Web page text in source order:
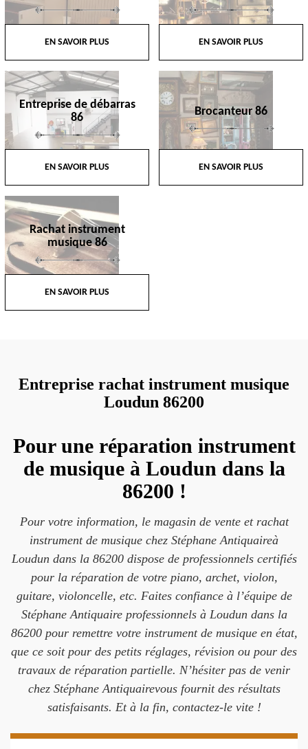
EN SAVOIR PLUS EN SAVOIR PLUS
Entreprise de débarras
86
EN SAVOIR PLUS
Brocanteur 86
EN SAVOIR PLUS
Rachat instrument
musique 86
EN SAVOIR PLUS
Entreprise rachat instrument musique
Loudun 86200
Pour une réparation instrument
de musique à Loudun dans la
86200 !
Pour votre information, le magasin de vente et rachat
instrument de musique chez Stéphane Antiquaireà
Loudun dans la 86200 dispose de professionnels certifiés
pour la réparation de votre piano, archet, violon,
guitare, violoncelle, etc. Faites confiance à l’équipe de
Stéphane Antiquaire professionnels à Loudun dans la
86200 pour remettre votre instrument de musique en état,
que ce soit pour des petits réglages, révision ou pour des
travaux de réparation partielle. N’hésiter pas de venir
chez Stéphane Antiquairevous fournit des résultats
satisfaisants. Et à la fin, contactez-le vite !